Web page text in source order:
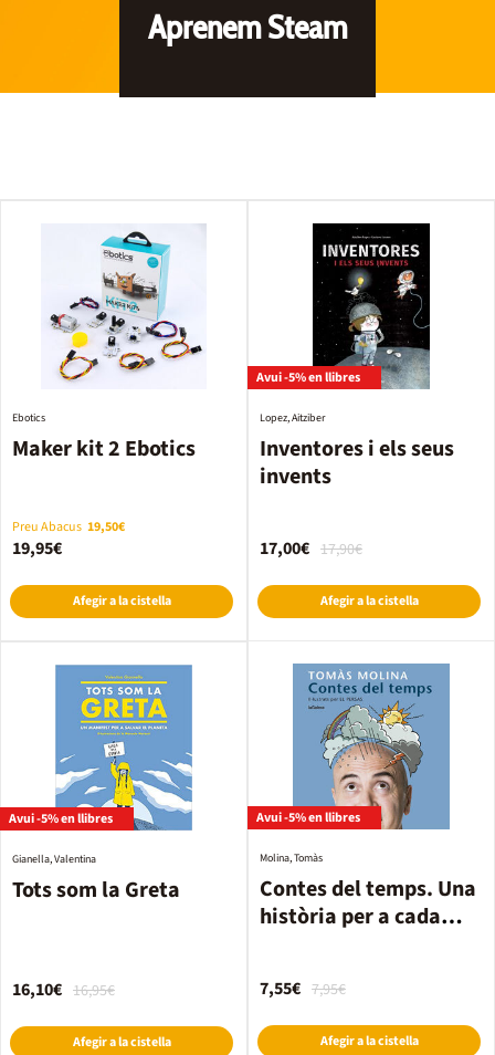
Aprenem Steam
Maker kit 2 Ebotics
Ebotics
Preu Abacus 19,50€
19,95€
Afegir a la cistella
Avui -5% en llibres
Inventores i els seus
invents
Lopez, Aitziber
17,90€
17,00€
Afegir a la cistella
Avui -5% en llibres
Tots som la Greta
Gianella, Valentina
16,95€
16,10€
Afegir a la cistella
Avui -5% en llibres
Contes del temps. Una
història per a cada
Molina, Tomàs
7,95€
7,55€
Afegir a la cistella